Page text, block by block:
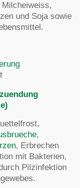
und Soja sowie
,
, Erbrechen
mit Bakterien,
Pilzinfektion